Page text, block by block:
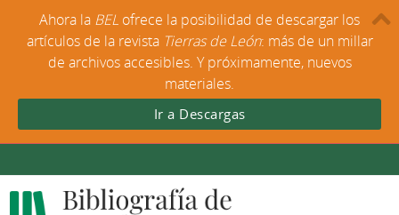
Ahora la BEL ofrece la posibilidad de descargar los
artículos de la revista Tierras de León: más de un millar
de archivos accesibles. Y próximamente, nuevos
materiales.
Ir a Descargas